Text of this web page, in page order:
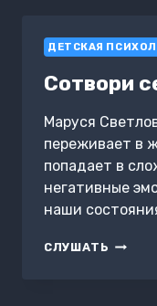
ДЕТСКАЯ
Сотвори
Маруся
переживает в
попадает в
негативные
наши
СЛУШАТЬ